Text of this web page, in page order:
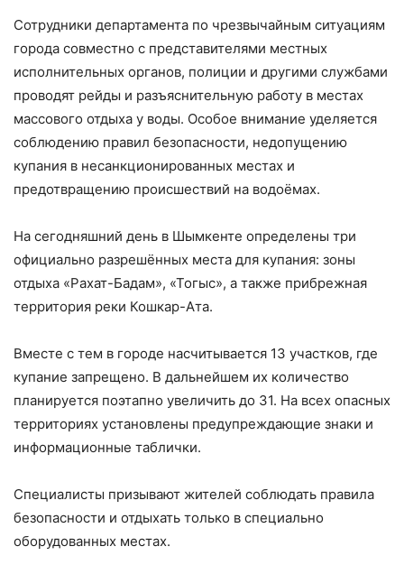
Сотрудники департамента по чрезвычайным ситуациям
города совместно с представителями местных
исполнительных органов, полиции и другими службами
проводят рейды и разъяснительную работу в местах
массового отдыха у воды. Особое внимание уделяется
соблюдению правил безопасности, недопущению
купания в несанкционированных местах и
предотвращению происшествий на водоёмах.
На сегодняшний день в Шымкенте определены три
официально разрешённых места для купания: зоны
отдыха «Рахат-Бадам», «Тогыс», а также прибрежная
территория реки Кошкар-Ата.
Вместе с тем в городе насчитывается 13 участков, где
купание запрещено. В дальнейшем их количество
планируется поэтапно увеличить до 31. На всех опасных
территориях установлены предупреждающие знаки и
информационные таблички.
Специалисты призывают жителей соблюдать правила
безопасности и отдыхать только в специально
оборудованных местах.